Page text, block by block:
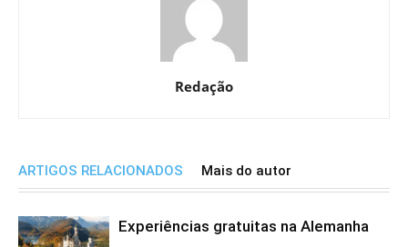
Redação
ARTIGOS RELACIONADOS Mais do autor
Experiências gratuitas na Alemanha